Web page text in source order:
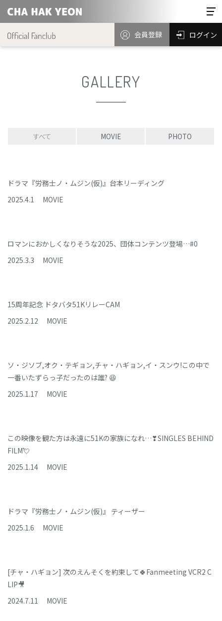
会員登録 ログイン
GALLERY
すべて MOVIE PHOTO
ドラマ『労務士ノ・ムジン(仮)』台本リーディング
2025.4.1 MOVIE
ロマンにおかしくなりそうな2025、団体コンテンツ登場…#0
2025.3.3 MOVIE
15周年記念 ドタバタ51KリレーCAM
2025.2.12 MOVIE
ソ・ジソブ,オク・テギョン,チャ・ハギョン,イ・スンウ!この中で
一番いたずらっ子だったのは誰? 😆
2025.1.17 MOVIE
この映像を観た方は永遠に51Kの家族になれ…❣SINGLES BEHIND
FILM💘
2025.1.14 MOVIE
ドラマ『労務士ノ・ムジン(仮)』 ティーザー
2025.1.6 MOVIE
[チャ・ハギョン] 次のえんそくを約束して🍀Fanmeeting VCR2 C
LIP🎥
2024.7.11 MOVIE